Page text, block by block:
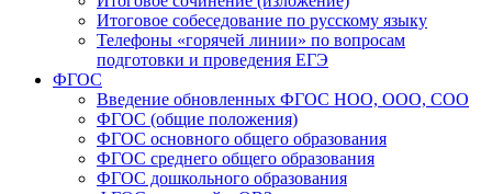
Итоговое собеседование по русскому языку
Телефоны «горячей линии» по вопросам
подготовки и проведения ЕГЭ
ФГОС
Введение обновленных ФГОС НОО, ООО, СОО
ФГОС (общие положения)
ФГОС основного общего образования
ФГОС среднего общего образования
ФГОС дошкольного образования